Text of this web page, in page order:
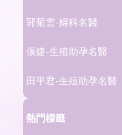
郭菊雲-婦科名醫
張婕-生殖助孕名醫
田平君-生殖助孕名醫
熱門標籤